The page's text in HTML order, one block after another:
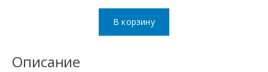
В корзину
Описание